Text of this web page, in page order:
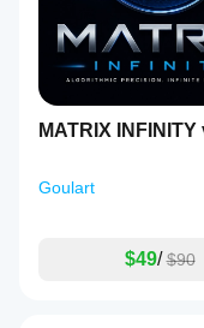
MATRIX INFINITY
Goulart
$49/ $90